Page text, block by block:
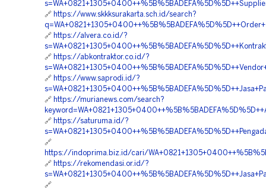
🔗 https://www.skkksurakarta.sch.id/search?
🔗 https://alvera.co.id/?
🔗 https://abkontraktor.co.id/?
🔗 https://www.saprodi.id/?
🔗 https://murianews.com/search?
🔗 https://saturuma.id/?
🔗
https://indoprima.biz.id/cari/
🔗 https://rekomendasi.or.id/?
🔗